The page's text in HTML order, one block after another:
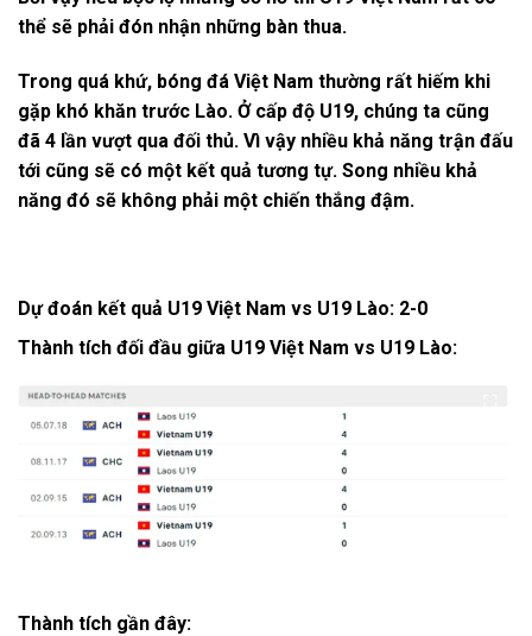
thể sẽ phải đón nhận những bàn thua.
Trong quá khứ, bóng đá Việt Nam thường rất hiếm khi
gặp khó khăn trước Lào. Ở cấp độ U19, chúng ta cũng
đã 4 lần vượt qua đối thủ. Vì vậy nhiều khả năng trận đấu
tới cũng sẽ có một kết quả tương tự. Song nhiều khả
năng đó sẽ không phải một chiến thắng đậm.
Dự đoán kết quả U19 Việt Nam vs U19 Lào: 2-0
Thành tích đối đầu giữa U19 Việt Nam vs U19 Lào:
Thành tích gần đây: